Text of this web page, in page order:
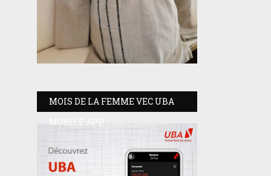
MOIS DE LA FEMME VEC UBA
MOBILE APP